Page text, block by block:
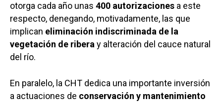
otorga cada año unas 400 autorizaciones a este
respecto, denegando, motivadamente, las que
implican eliminación indiscriminada de la
vegetación de riberay alteración del cauce natural
del río.
En paralelo, la CHT dedica una importante inversión
a actuaciones de conservación y mantenimiento